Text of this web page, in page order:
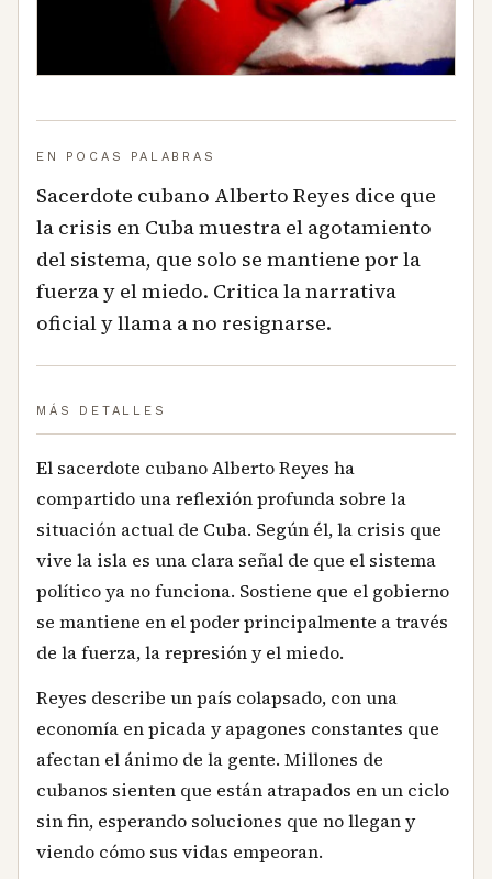
EN POCAS PALABRAS
Sacerdote cubano Alberto Reyes dice que
la crisis en Cuba muestra el agotamiento
del sistema, que solo se mantiene por la
fuerza y el miedo. Critica la narrativa
oficial y llama a no resignarse.
MÁS DETALLES
El sacerdote cubano Alberto Reyes ha
compartido una reflexión profunda sobre la
situación actual de Cuba. Según él, la crisis que
vive la isla es una clara señal de que el sistema
político ya no funciona. Sostiene que el gobierno
se mantiene en el poder principalmente a través
de la fuerza, la represión y el miedo.
Reyes describe un país colapsado, con una
economía en picada y apagones constantes que
afectan el ánimo de la gente. Millones de
cubanos sienten que están atrapados en un ciclo
sin fin, esperando soluciones que no llegan y
viendo cómo sus vidas empeoran.